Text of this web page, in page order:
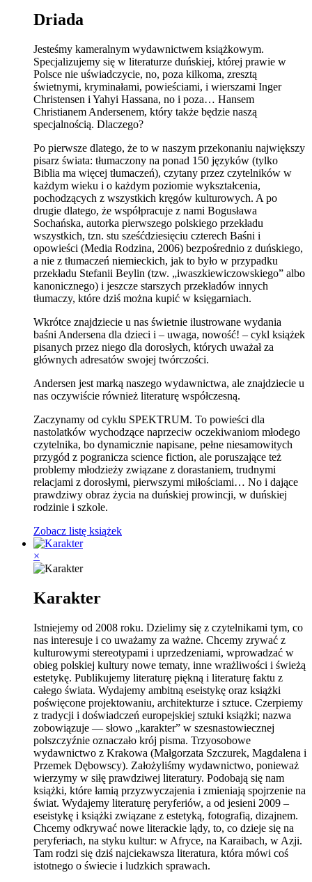
Driada
Jesteśmy kameralnym wydawnictwem książkowym.
Specjalizujemy się w literaturze duńskiej, której prawie w
Polsce nie uświadczycie, no, poza kilkoma, zresztą
świetnymi, kryminałami, powieściami, i wierszami Inger
Christensen i Yahyi Hassana, no i poza… Hansem
Christianem Andersenem, który także będzie naszą
specjalnością. Dlaczego?
Po pierwsze dlatego, że to w naszym przekonaniu największy
pisarz świata: tłumaczony na ponad 150 języków (tylko
Biblia ma więcej tłumaczeń), czytany przez czytelników w
każdym wieku i o każdym poziomie wykształcenia,
pochodzących z wszystkich kręgów kulturowych. A po
drugie dlatego, że współpracuje z nami Bogusława
Sochańska, autorka pierwszego polskiego przekładu
wszystkich, tzn. stu sześćdziesięciu czterech Baśni i
opowieści (Media Rodzina, 2006) bezpośrednio z duńskiego,
a nie z tłumaczeń niemieckich, jak to było w przypadku
przekładu Stefanii Beylin (tzw. „iwaszkiewiczowskiego” albo
kanonicznego) i jeszcze starszych przekładów innych
tłumaczy, które dziś można kupić w księgarniach.
Wkrótce znajdziecie u nas świetnie ilustrowane wydania
baśni Andersena dla dzieci i – uwaga, nowość! – cykl książek
pisanych przez niego dla dorosłych, których uważał za
głównych adresatów swojej twórczości.
Andersen jest marką naszego wydawnictwa, ale znajdziecie u
nas oczywiście również literaturę współczesną.
Zaczynamy od cyklu SPEKTRUM. To powieści dla
nastolatków wychodzące naprzeciw oczekiwaniom młodego
czytelnika, bo dynamicznie napisane, pełne niesamowitych
przygód z pogranicza science fiction, ale poruszające też
problemy młodzieży związane z dorastaniem, trudnymi
relacjami z dorosłymi, pierwszymi miłościami… No i dające
prawdziwy obraz życia na duńskiej prowincji, w duńskiej
rodzinie i szkole.
Zobacz listę książek
×
Karakter
Istniejemy od 2008 roku. Dzielimy się z czytelnikami tym, co
nas interesuje i co uważamy za ważne. Chcemy zrywać z
kulturowymi stereotypami i uprzedzeniami, wprowadzać w
obieg polskiej kultury nowe tematy, inne wrażliwości i świeżą
estetykę. Publikujemy literaturę piękną i literaturę faktu z
całego świata. Wydajemy ambitną eseistykę oraz książki
poświęcone projektowaniu, architekturze i sztuce. Czerpiemy
z tradycji i doświadczeń europejskiej sztuki książki; nazwa
zobowiązuje — słowo „karakter” w szesnastowiecznej
polszczyźnie oznaczało krój pisma. Trzyosobowe
wydawnictwo z Krakowa (Małgorzata Szczurek, Magdalena i
Przemek Dębowscy). Założyliśmy wydawnictwo, ponieważ
wierzymy w siłę prawdziwej literatury. Podobają się nam
książki, które łamią przyzwyczajenia i zmieniają spojrzenie na
świat. Wydajemy literaturę peryferiów, a od jesieni 2009 –
eseistykę i książki związane z estetyką, fotografią, dizajnem.
Chcemy odkrywać nowe literackie lądy, to, co dzieje się na
peryferiach, na styku kultur: w Afryce, na Karaibach, w Azji.
Tam rodzi się dziś najciekawsza literatura, która mówi coś
istotnego o świecie i ludzkich sprawach.